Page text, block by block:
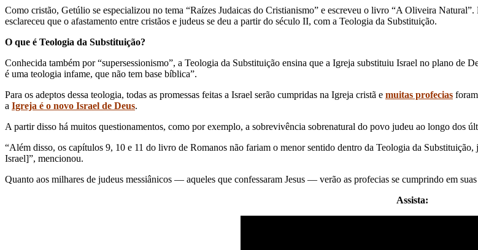
Como cristão, Getúlio se especializou no tema “Raízes Judaicas do Cristianismo” e escreveu o livro “A Oliveira Natural”.
esclareceu que o afastamento entre cristãos e judeus se deu a partir do século II, com a Teologia da Substituição.
O que é Teologia da Substituição?
Conhecida também por “supersessionismo”, a Teologia da Substituição ensina que a Igreja substituiu Israel no plano
é uma teologia infame, que não tem base bíblica”.
Para os adeptos dessa teologia, todas as promessas feitas a Israel serão cumpridas na Igreja cristã e muitas profecias
a Igreja é o novo Israel de Deus.
A partir disso há muitos questionamentos, como por exemplo, a sobrevivência sobrenatural do povo judeu ao longo dos
“Além disso, os capítulos 9, 10 e 11 do livro de Romanos não fariam o menor sentido dentro da Teologia da
Israel]”, mencionou.
Quanto aos milhares de judeus messiânicos — aqueles que confessaram Jesus — verão as profecias se cumprindo em
Assista: